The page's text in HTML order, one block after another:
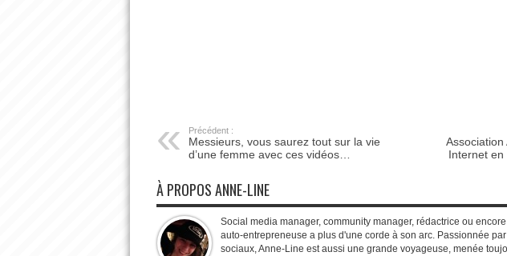
Précédent :
Messieurs, vous saurez tout sur la vie
d’une femme avec ces vidéos…
Internet en
À PROPOS ANNE-LINE
Social media manager, community manager, rédactrice ou
auto-entrepreneuse a plus d'une corde à son arc. Passionnée
sociaux, Anne-Line est aussi une grande voyageuse, menée